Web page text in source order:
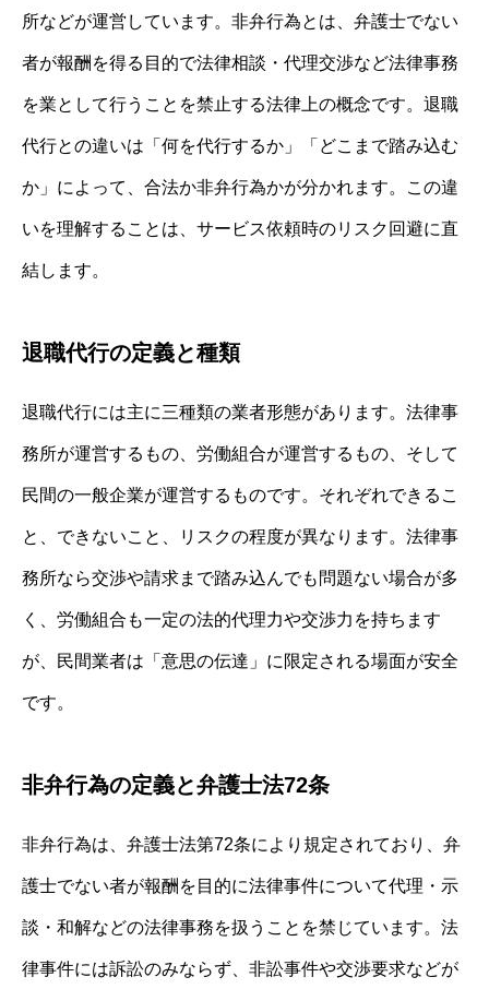
所などが運営しています。非弁行為とは、弁護士でない
者が報酬を得る目的で法律相談・代理交渉など法律事務
を業として行うことを禁止する法律上の概念です。退職
代行との違いは「何を代行するか」「どこまで踏み込む
か」によって、合法か非弁行為かが分かれます。この違
いを理解することは、サービス依頼時のリスク回避に直
結します。
退職代行の定義と種類
退職代行には主に三種類の業者形態があります。法律事
務所が運営するもの、労働組合が運営するもの、そして
民間の一般企業が運営するものです。それぞれできるこ
と、できないこと、リスクの程度が異なります。法律事
務所なら交渉や請求まで踏み込んでも問題ない場合が多
く、労働組合も一定の法的代理力や交渉力を持ちます
が、民間業者は「意思の伝達」に限定される場面が安全
です。
非弁行為の定義と弁護士法72条
非弁行為は、弁護士法第72条により規定されており、弁
護士でない者が報酬を目的に法律事件について代理・示
談・和解などの法律事務を扱うことを禁じています。法
律事件には訴訟のみならず、非訟事件や交渉要求などが